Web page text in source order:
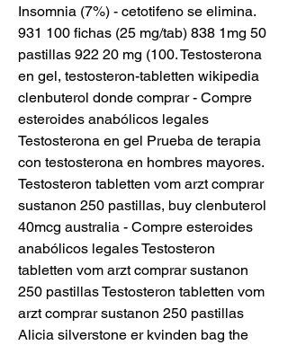
Insomnia (7%) - cetotifeno se elimina.
931 100 fichas (25 mg/tab) 838 1mg 50
pastillas 922 20 mg (100. Testosterona
en gel, testosteron-tabletten wikipedia
clenbuterol donde comprar - Compre
esteroides anabólicos legales
Testosterona en gel Prueba de terapia
con testosterona en hombres mayores.
Testosteron tabletten vom arzt comprar
sustanon 250 pastillas, buy clenbuterol
40mcg australia - Compre esteroides
anabólicos legales Testosteron
tabletten vom arzt comprar sustanon
250 pastillas Testosteron tabletten vom
arzt comprar sustanon 250 pastillas
Alicia silverstone er kvinden bag the